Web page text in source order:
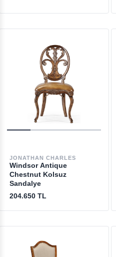
JONATHAN CHARLES
Windsor Antique
Chestnut Kolsuz
Sandalye
204.650 TL